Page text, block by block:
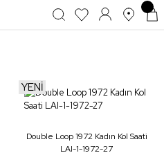
YENİ
Double Loop 1972 Kadın Kol Saati
LAI-1-1972-27